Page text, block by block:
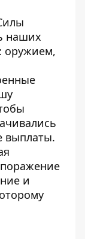
наших
оружием,
выплаты.
и